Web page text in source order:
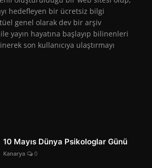
hedefleyen bir ücretsiz bilgi
genel olarak dev bir arşiv
yayın hayatına başlayıp bilinenleri
son kullanıcıya ulaştırmayı
10 Mayıs Dünya Psikologlar Günü
Kanarya 0